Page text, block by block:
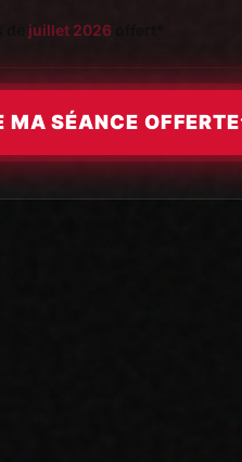
juillet 2026
MA SÉANCE OFFERTE